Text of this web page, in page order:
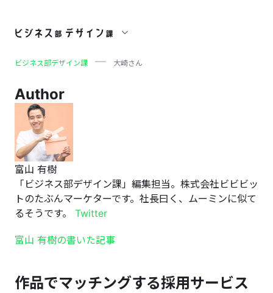
大崎さん
ビジネス部デザイン課 大崎さん
Author
富山 有樹
「ビジネス部デザイン課」編集担当。株式会社ビビビッ
トのたぶんマーケターです。社長曰く、ムーミンに似て
るそうです。 Twitter
富山 有樹の書いた記事
作品でマッチングする採用サービス